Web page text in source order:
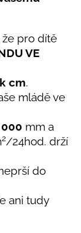
že pro dítě
VE
cm.
mládě ve
mm a
2/24hod. drží
do
ani tudy